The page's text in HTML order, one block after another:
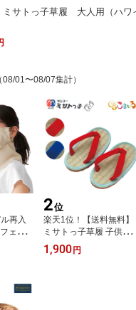
ミサトっ子草履 大人用（ハワ
（08/01〜08/07集計）
再入
ェイス
カッ
ング
ない
策 52
2位
楽天1位！【送料無料】
ミサトっ子草履 子供用
アカ 15〜22cm 日本製
みさとっこ タタミ 雪駄
1,900円